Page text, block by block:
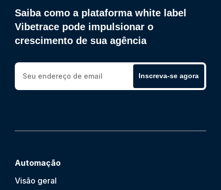
Saiba como a plataforma white label
Vibetrace pode impulsionar o
crescimento de sua agência
Inscreva-se agora
Automação
Visão geral